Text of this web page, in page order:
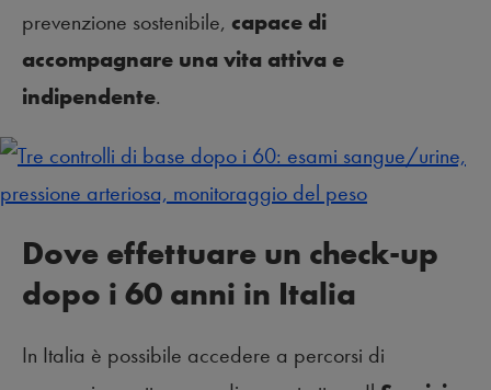
prevenzione sostenibile, capace di
accompagnare una vita attiva e
indipendente.
Dove effettuare un check-up
dopo i 60 anni in Italia
In Italia è possibile accedere a percorsi di